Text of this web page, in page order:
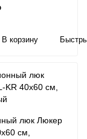
В корзину
люк Люкер
см,